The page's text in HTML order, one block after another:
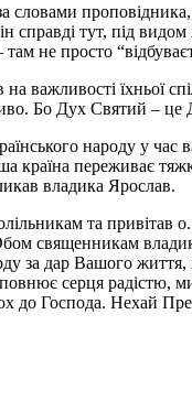
словами
справді тут, під
не просто
важливості їхньої
Бо Дух Святий – це
народу у
країна переживає
владика Ярослав.
та
священникам
за дар Вашого
серця
до Господа. Нехай